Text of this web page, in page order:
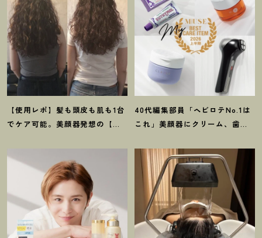
【使用レポ】髪も頭皮も肌も1台
でケア可能。美顔器発想の【ス
40代編集部員「ヘビロテNo.1は
これ」美顔器にクリーム、歯磨
ム】4選